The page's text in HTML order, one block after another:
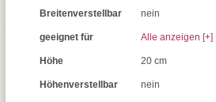
Breitenverstellbar nein
geeignet für Alle anzeigen [+]
Höhe 20 cm
Höhenverstellbar nein